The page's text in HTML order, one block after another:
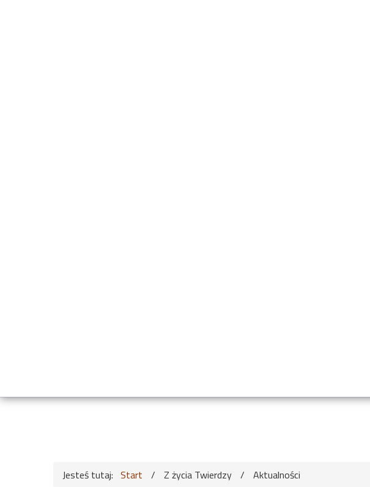
Jesteś tutaj: Start / Z życia Twierdzy / Aktualności